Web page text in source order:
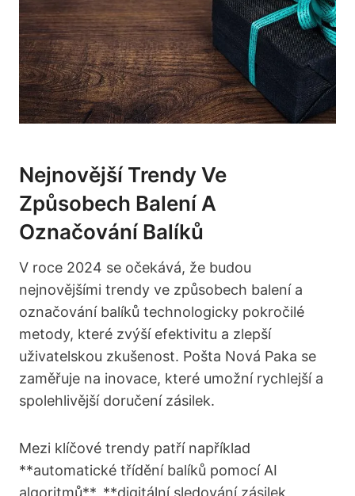
Nejnovější Trendy Ve
Způsobech ​balení A
Označování Balíků
V roce 2024 se očekává,​ že budou
nejnovějšími trendy ve způsobech balení a
⁤označování balíků technologicky pokročilé
metody, které zvýší efektivitu a zlepší‌
uživatelskou zkušenost. Pošta Nová ⁢Paka‍ se
⁤zaměřuje ⁤na inovace, které umožní⁤ rychlejší‍ a
spolehlivější doručení zásilek.
Mezi klíčové trendy patří ⁤například
**automatické třídění balíků pomocí AI
algoritmů**, ⁣**digitální sledování zásilek